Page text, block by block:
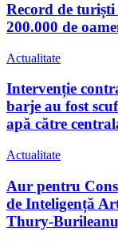
Record de turiști
200.000 de
Actualitate
Intervenție
barje au fost
apă către
Actualitate
Aur pentru
de Inteligență
Thury-